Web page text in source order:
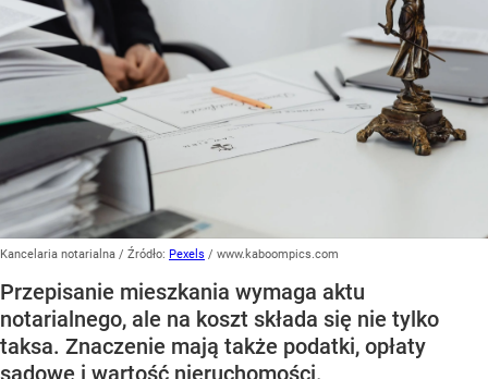
Kancelaria notarialna / Źródło: Pexels / www.kaboompics.com
Przepisanie mieszkania wymaga aktu
notarialnego, ale na koszt składa się nie tylko
taksa. Znaczenie mają także podatki, opłaty
sądowe i wartość nieruchomości.